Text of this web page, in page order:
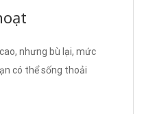
nhưng bù lại, mức
có thể sống thoải